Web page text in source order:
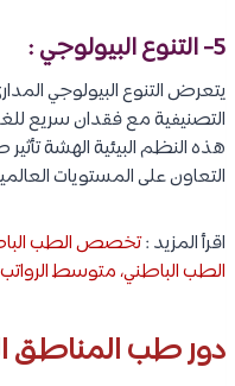
5- التنوع البيولوجي :
يتعرض التنوع البيولوجي
التصنيفية مع فقدان سريع
هذه النظم البيئية الهشة
التعاون على المستويات
اقرأ المزيد :
الطب الباطني، متوسط
دور طب المناطق